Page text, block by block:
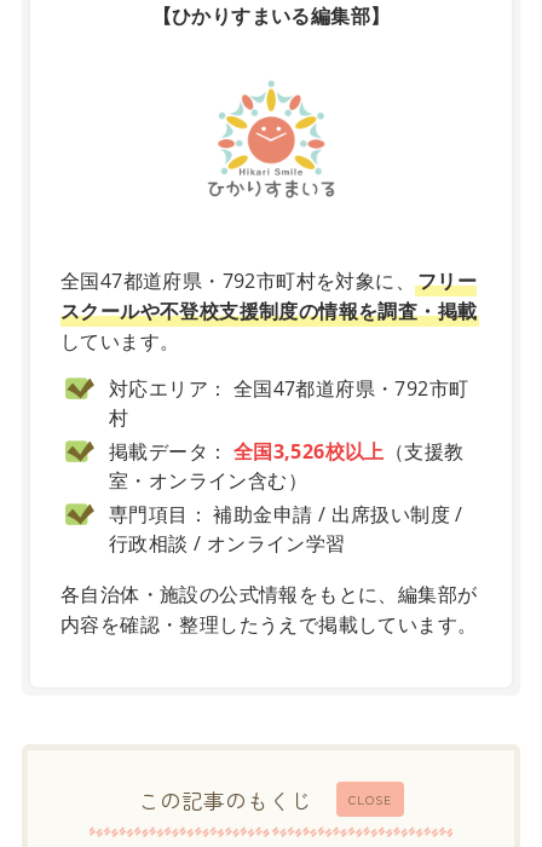
【ひかりすまいる編集部】
全国47都道府県・792市町村を対象に、 フリー
スクールや不登校支援制度の情報を調査・掲載
しています。
対応エリア： 全国47都道府県・792市町
村
掲載データ： 全国3,526校以上 （支援教
室・オンライン含む）
専門項目： 補助金申請 / 出席扱い制度 /
行政相談 / オンライン学習
各自治体・施設の公式情報をもとに、編集部が
内容を確認・整理したうえで掲載しています。
CLOSE
この記事のもくじ